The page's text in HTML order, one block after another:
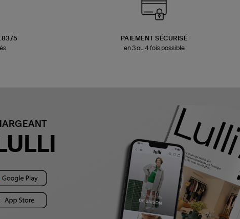
5
PAIEMENT SÉCURISÉ
en 3 ou 4 fois possible